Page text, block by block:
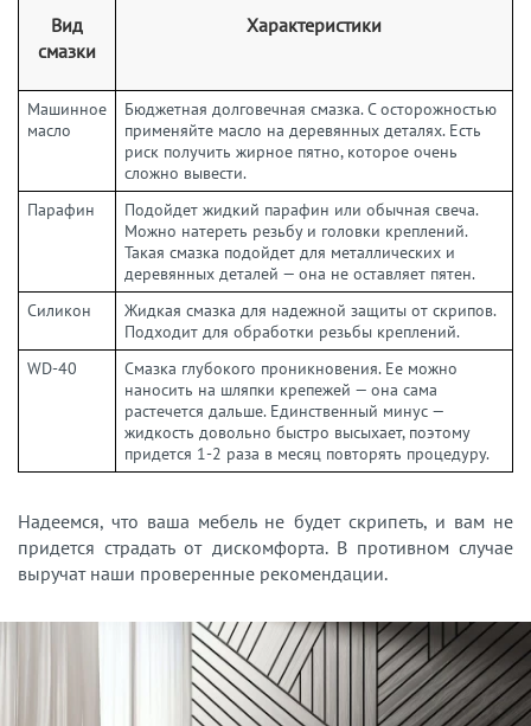
Вид
смазки
Характеристики
Машинное
масло
Бюджетная долговечная смазка. С осторожностью
применяйте масло на деревянных деталях. Есть
риск получить жирное пятно, которое очень
сложно вывести.
Парафин
Подойдет жидкий парафин или обычная свеча.
Можно натереть резьбу и головки креплений.
Такая смазка подойдет для металлических и
деревянных деталей — она не оставляет пятен.
Силикон
Жидкая смазка для надежной защиты от скрипов.
Подходит для обработки резьбы креплений.
WD-40
Смазка глубокого проникновения. Ее можно
наносить на шляпки крепежей — она сама
растечется дальше. Единственный минус —
жидкость довольно быстро высыхает, поэтому
придется 1-2 раза в месяц повторять процедуру.
Надеемся, что ваша мебель не будет скрипеть, и вам не
придется страдать от дискомфорта. В противном случае
выручат наши проверенные рекомендации.